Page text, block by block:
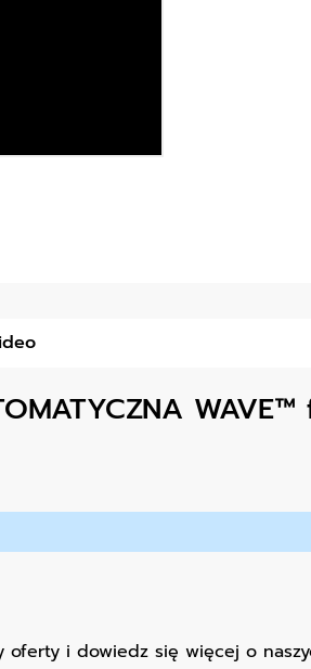
oferty i dowiedz się więcej o